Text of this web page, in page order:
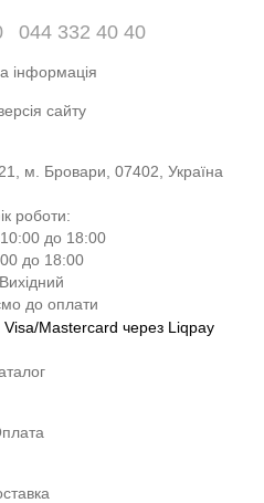
044 332 40 40
інформація
сайту
м. Бровари, 07402, Україна
роботи:
до 18:00
до 18:00
до оплати